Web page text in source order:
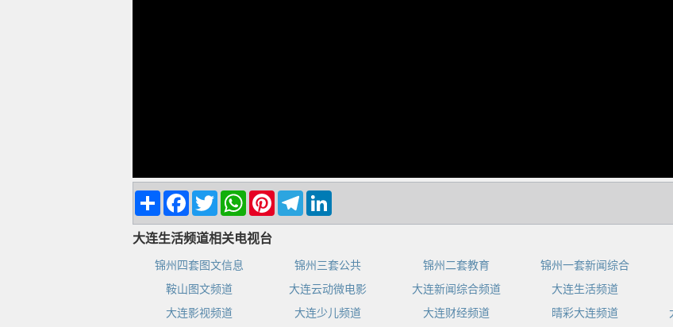
Share FacebookTwitter WhatsAppPinterest Telegram
大连生活频道相关电视台
锦州四套图文信息 锦州三套公共 锦州二套教育 锦州一套新闻综合
鞍山图文频道
大连云动微电影 大连新闻综合频道 大连生活频道
大连影视频道
大连少儿频道 大连财经频道 晴彩大连频道